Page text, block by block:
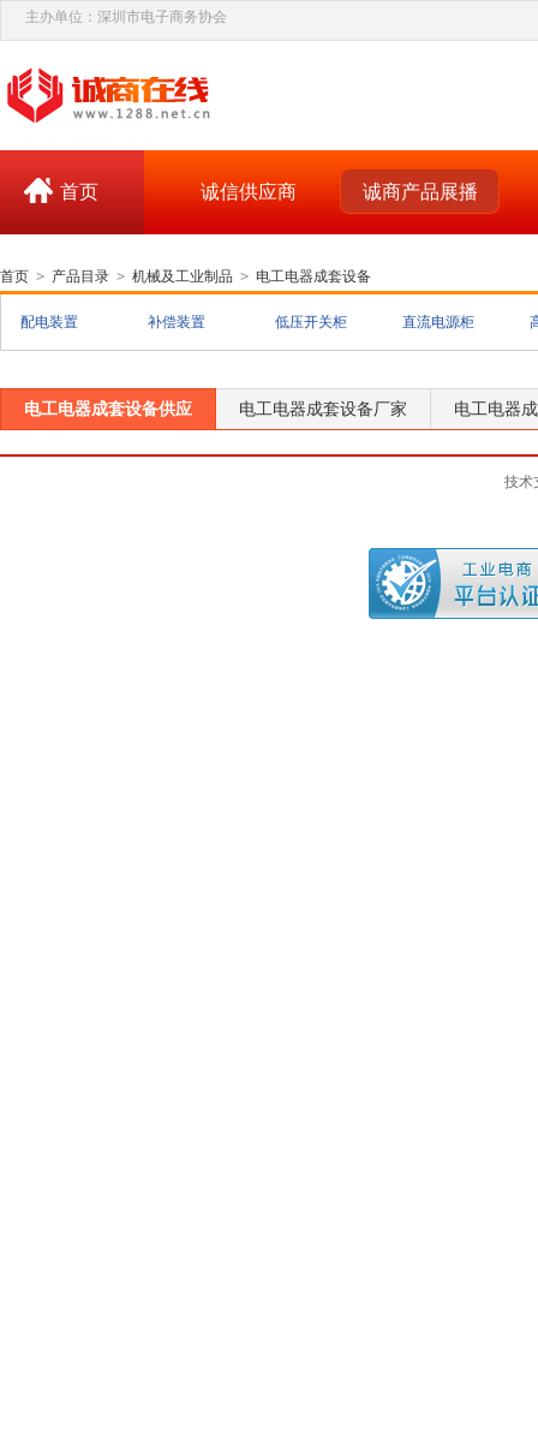
主办单位：深圳市电子商务协会
首页 诚信供应商 诚商产品展播
首页 > 产品目录 > 机械及工业制品 > 电工电器成套设备
配电装置 补偿装置 低压开关柜 直流电源柜
电工电器成套设备供应 电工电器成套设备厂家 电工电器
技术